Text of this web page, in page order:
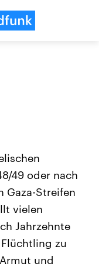
Beiträge,
und
die Vereinigten
mächtigsten Ländern
großem Einfluss auf
49 oder nach
Gaza-Streifen
vielen
Jahrzehnte
zu
und